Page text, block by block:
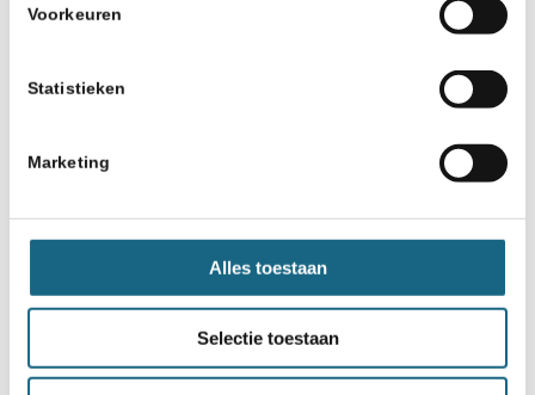
Voorkeuren
Statistieken
Marketing
Alles toestaan
Selectie toestaan